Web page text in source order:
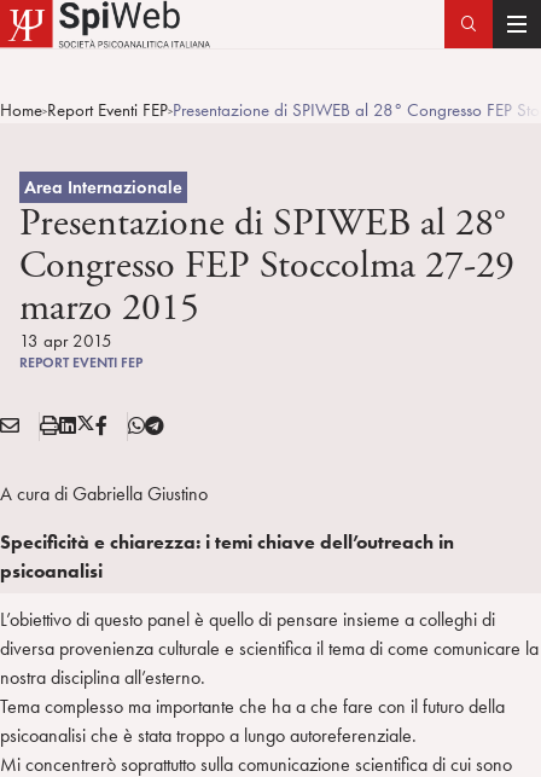
T
g
Home>Report Eventi FEP>Presentazione di SPIWEB al 28° Congresso FEP
Area Internazionale
Presentazione di SPIWEB al 28°
Congresso FEP Stoccolma 27-29
marzo 2015
13 apr 2015
REPORT EVENTI FEP
Condividi:
E
A
L
S
p
a
L
n
e
d
n
X
T
i
t
e
r
F
T
g
m
A cura di Gabriella Giustino
Specificità e chiarezza: i temi chiave dell’outreach in
psicoanalisi
L’obiettivo di questo panel è quello di pensare insieme a colleghi di
diversa provenienza culturale e scientifica il tema di come comunicare la
nostra disciplina all’esterno.
Tema complesso ma importante che ha a che fare con il futuro della
psicoanalisi che è stata troppo a lungo autoreferenziale.
Mi concentrerò soprattutto sulla comunicazione scientifica di cui sono